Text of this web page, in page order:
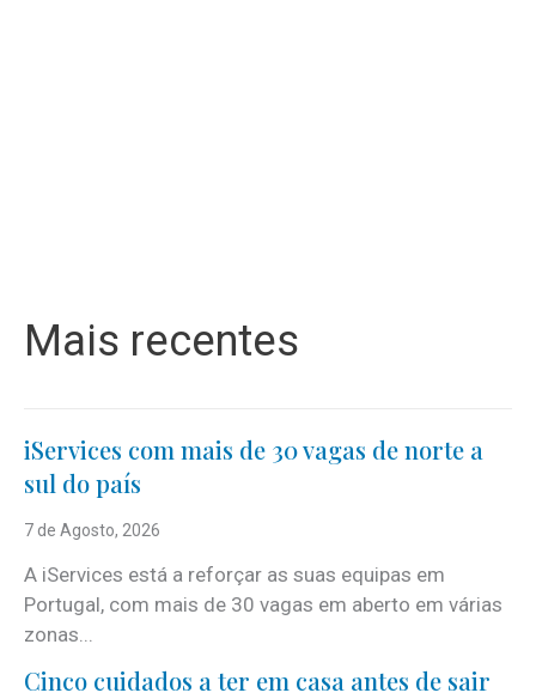
Mais recentes
iServices com mais de 30 vagas de norte a
sul do país
7 de Agosto, 2026
A iServices está a reforçar as suas equipas em
Portugal, com mais de 30 vagas em aberto em várias
zonas...
Cinco cuidados a ter em casa antes de sair